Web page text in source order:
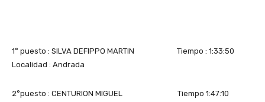
1° puesto : SILVA DEFIPPO MARTIN Tiempo : 1:33:50
Localidad : Andrada
2°puesto : CENTURION MIGUEL Tiempo 1:47:10